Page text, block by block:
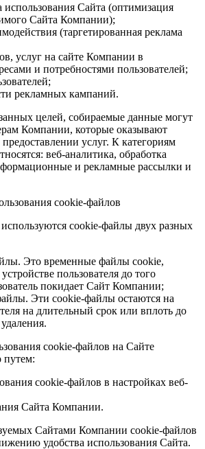
Сайта (оптимизация
Сайта Компании);
(таргетированная реклама
услуг на сайте Компании в
и потребностями пользователей;
рекламных кампаний.
целей, собираемые данные могут
Компании, которые оказывают
услуг. К категориям
веб-аналитика, обработка
и рекламные рассылки и
cookie-файлов
cookie-файлы двух разных
Это временные файлы cookie,
пользователя до того
покидает Сайт Компании;
Эти cookie-файлы остаются на
на длительный срок или вплоть до
cookie-файлов на Сайте
cookie-файлов в настройках веб-
Сайта Компании.
Сайтами Компании cookie-файлов
удобства использования Сайта.